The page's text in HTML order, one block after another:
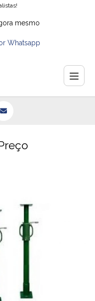
mesmo
Whatsapp